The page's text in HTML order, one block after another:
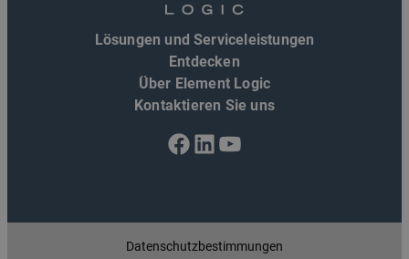
Lösungen und Serviceleistungen
Entdecken
Über Element Logic
Kontaktieren Sie uns
Facebook
LinkedIn
YouTube
Datenschutzbestimmungen